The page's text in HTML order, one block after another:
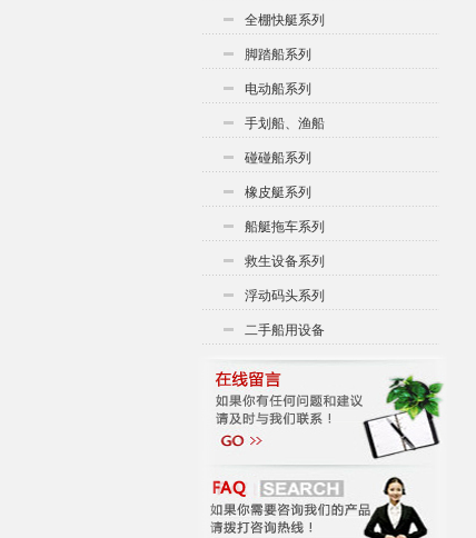
全棚快艇系列
脚踏船系列
电动船系列
手划船、渔船
碰碰船系列
橡皮艇系列
船艇拖车系列
救生设备系列
浮动码头系列
二手船用设备